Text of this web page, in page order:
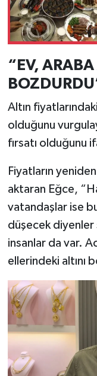
“EV,
Altın
olduğunu
fırsatı olduğunu
Fiyatların
aktaran Eğce,
vatandaşlar ise
düşecek
insanlar da var.
ellerindeki altını